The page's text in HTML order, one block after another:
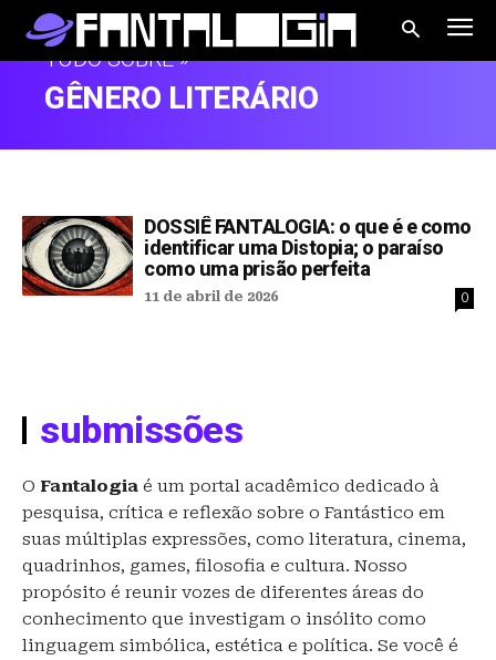
TUDO SOBRE »
GÊNERO LITERÁRIO
DOSSIÊ FANTALOGIA: o que é e como
identificar uma Distopia; o paraíso
como uma prisão perfeita
11 de abril de 2026 0
submissões
O Fantalogia é um portal acadêmico dedicado à
pesquisa, crítica e reflexão sobre o Fantástico em
suas múltiplas expressões, como literatura, cinema,
quadrinhos, games, filosofia e cultura. Nosso
propósito é reunir vozes de diferentes áreas do
conhecimento que investigam o insólito como
linguagem simbólica, estética e política. Se você é